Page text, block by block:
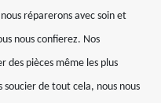
réparerons avec soin et
nous confierez. Nos
des pièces même les plus
soucier de tout cela, nous nous